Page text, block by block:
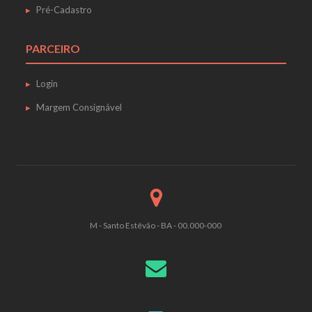
Pré-Cadastro
PARCEIRO
Login
Margem Consignável
M - Santo Estêvão - BA - 00.000-000